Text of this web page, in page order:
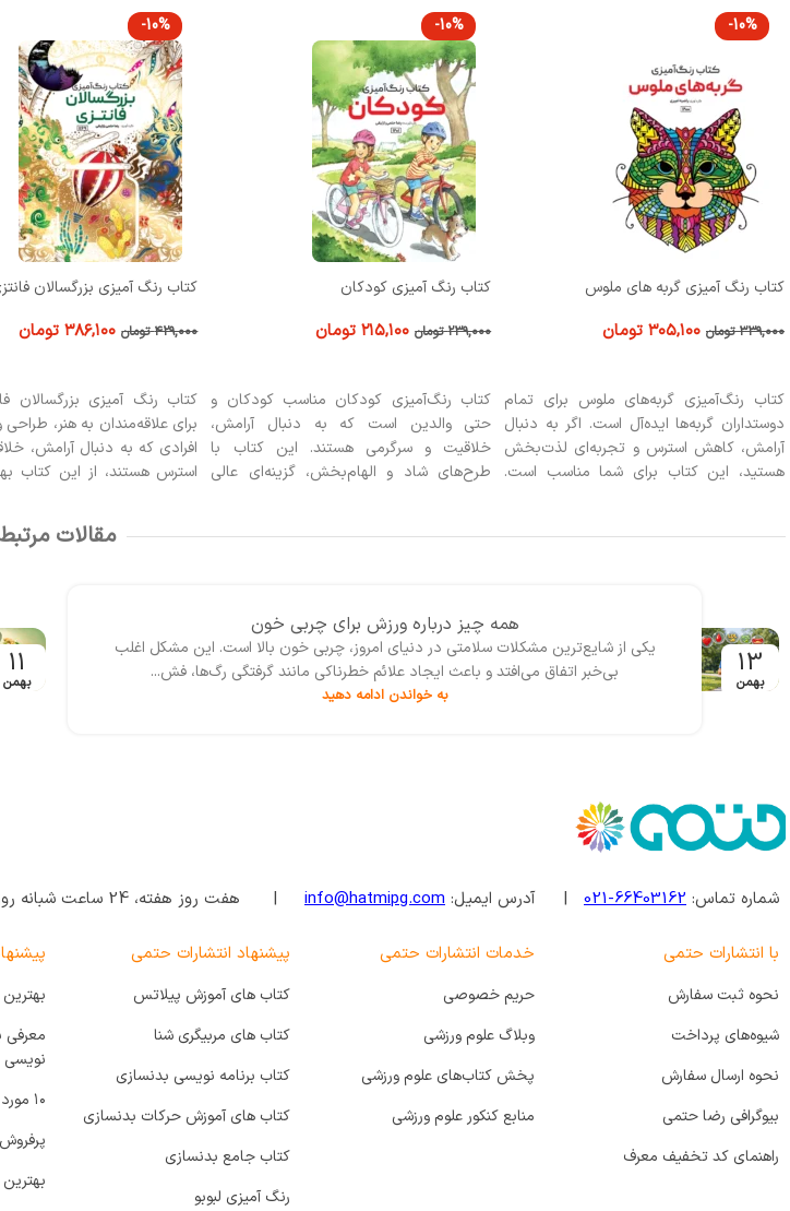
-10%
کتاب رنگ آمیزی کودکان
۲۳۹,۰۰۰ تومان ۲۱۵,۱۰۰ تومان
کتاب رنگ‌آمیزی کودکان مناسب کودکان و
حتی والدین است که به دنبال آرامش،
خلاقیت و سرگرمی هستند. این کتاب با
طرح‌های شاد و الهام‌بخش، گزینه‌ای عالی
-10%
کتاب رنگ آمیزی بزرگسالان فانتزی
۴۲۹,۰۰۰ تومان ۳۸۶,۱۰۰ تومان
کتاب رنگ آمیزی بزرگسالان فانتزی مناسب
برای علاقه‌مندان به هنر، طراحی و تخیل است.
افرادی که به دنبال آرامش، خلاقیت و کاهش
استرس هستند، از این کتاب بهره‌مند خواهند
تجربه‌ای منحصر به فرد و سرگرم‌کننده فراهم
-10%
کتاب رنگ آمیزی مرداب مخفی
۴۹۹,۰۰۰ تومان ۴۴۹,۱۰۰ تومان
کتاب رنگ‌آمیزی مرداب مخفی
علاقه‌مندان به هنر، طبیعت
است؛ از افرادی که به دنبال
استرس هستند تا
رنگ‌ها هستند. این کتاب
دوستدارانکتاب‌های رنگ‌آمیزی
مقالات مرتبط
11
بهمن
همه چیز درباره رژیم سم زدایی و پاکسازی بدن
احتمالاً امروز واژه‌‌هایی مانند رژیم سم‌زدایی بدن، پاکسازی بدن یا دیتاکس زیاد به گوشتان
خورده است، مخصوصا زمان‌هایی که احساس خستگی، سنگینی یا بی انرژی...
به خواندن ادامه دهید 08
شماره تماس: 66403162-021 | آدرس ایمیل: info@hatmipg.com | هفت روز هفته‌، 24 ساعت شبانه‌ روز از طریق شبکه‌های اجتماعی پاسخگوی شما هستیم.
با انتشارات حتمی
نحوه ثبت سفارش
شیوه‌های پرداخت
نحوه ارسال سفارش
بیوگرافی رضا حتمی
راهنمای کد تخفیف معرف
خدمات انتشارات حتمی
حریم خصوصی
وبلاگ علوم ورزشی
پخش کتاب‌های علوم ورزشی
منابع کنکور علوم ورزشی
پیشنهاد انتشارات حتمی
کتاب های آموزش پیلاتس
کتاب های مربیگری شنا
کتاب برنامه نویسی بدنسازی
کتاب های آموزش حرکات بدنسازی
کتاب جامع بدنسازی
رنگ آمیزی لبوبو
معرفی
نویسی
۱۰ مورد بهترین کتاب‌های بدنسازی